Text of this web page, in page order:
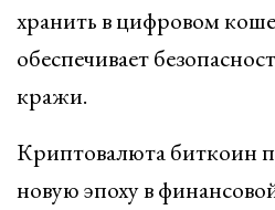
хранить в цифровом
обеспечивает
кражи.
Криптовалюта биткоин
новую эпоху в